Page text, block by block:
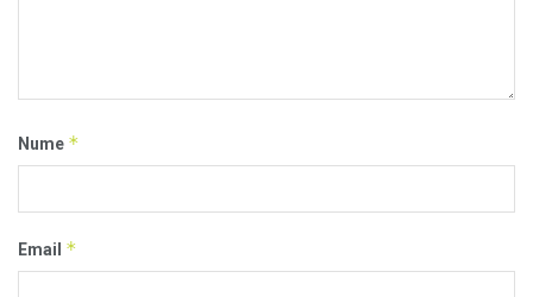
Nume *
Email *